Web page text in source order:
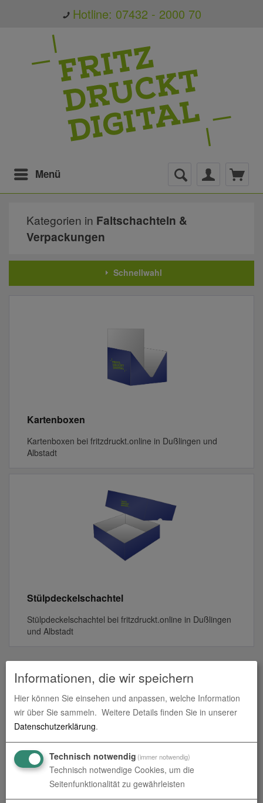
Hotline: 07432 - 2000 70
Menü
Kategorien in Faltschachteln &
Verpackungen
Schnellwahl
Kartenboxen
Kartenboxen bei fritzdruckt.online in Dußlingen und
Albstadt
Stülpdeckelschachtel
Stülpdeckelschachtel bei fritzdruckt.online in Dußlingen
und Albstadt
Produkte in
Faltschachteln &
Verpackungen
Informationen, die wir speichern
Hier können Sie einsehen und anpassen, welche Information
wir über Sie sammeln. Weitere Details finden Sie in unserer
Datenschutzerklärung.
Technisch notwendig (immer notwendig)
Technisch notwendige Cookies, um die
Seitenfunktionalität zu gewährleisten